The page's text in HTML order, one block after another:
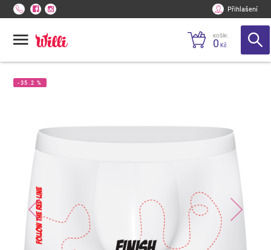
Přihlašení
KOŠÍK:
0 Kč
-35.2 %